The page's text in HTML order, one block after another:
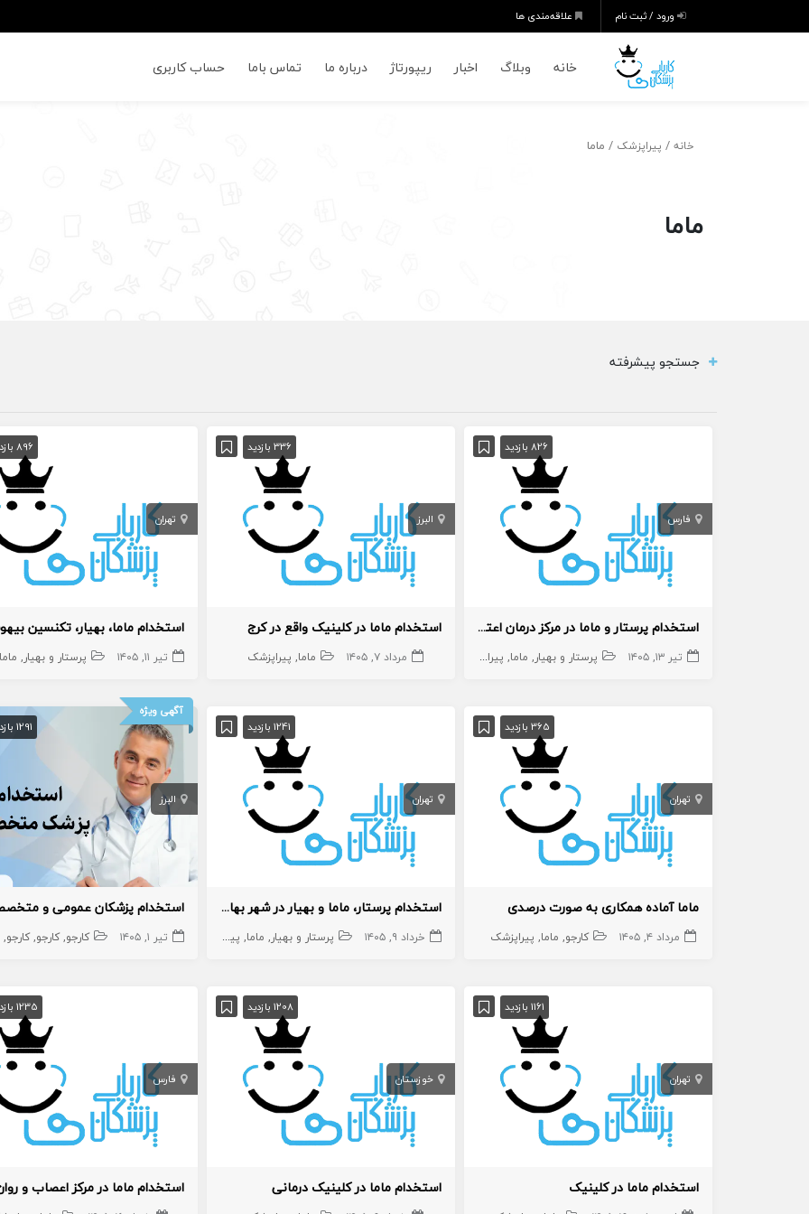
ورود / ثبت نام علاقه‌مندی ها
خانه وبلاگ اخبار ریپورتاژ درباره ما تماس باما حساب کاربری
خانه / پیراپزشک / ماما
ماما
جستجو پیشرفته
826 بازدید
فارس
استخدام پرستار و ماما در مرکز درمان اعتیاد
تیر ۱۳, ۱۴۰۵ پرستار و بهیار ماما پیراپزشک
336 بازدید
البرز
استخدام ماما در کلینیک واقع در کرج
مرداد ۷, ۱۴۰۵ ماما پیراپزشک
896 بازدید
تهران
تیر ۱۱, ۱۴۰۵ پرستار و بهیار ماما
365 بازدید
تهران
ماما آماده همکاری به صورت درصدی
مرداد ۴, ۱۴۰۵ کارجو ماما پیراپزشک
1241 بازدید
تهران
استخدام پرستار، ماما و بهیار در شهر بهارستان
خرداد ۹, ۱۴۰۵ پرستار و بهیار ماما پیراپزشک
آگهی ویژه
1291 بازدید
البرز
تیر ۱, ۱۴۰۵ کارجو کارجو کارجو
1161 بازدید
تهران
استخدام ماما در کلینیک
1208 بازدید
خوزستان
استخدام ماما در کلینیک درمانی
1235 بازدید
فارس
استخدام ماما در مرکز اعصاب و